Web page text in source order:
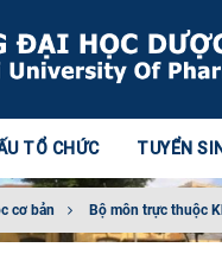
TỔ CHỨC TUYỂN
cơ bản Bộ môn trực thuộc